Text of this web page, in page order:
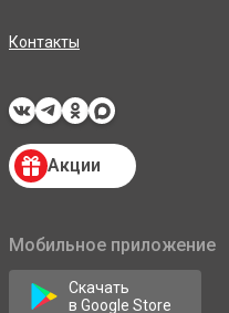
Контакты
Акции
Мобильное приложение
Скачать
в Google Store